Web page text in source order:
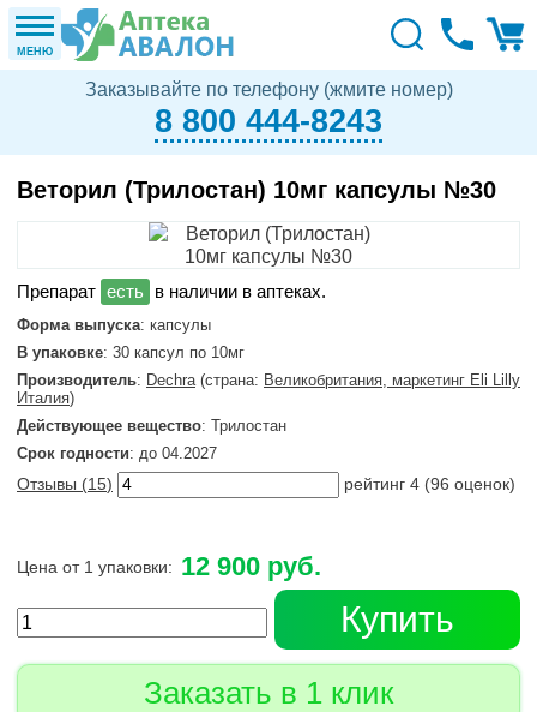
МЕНЮ
Заказывайте по телефону (жмите номер)
8 800 444-8243
Веторил (Трилостан) 10мг капсулы №30
в наличии в аптеках.
Форма выпуска: капсулы
В упаковке: 30 капсул по 10мг
Производитель: Dechra(страна: Великобритания, маркетинг Eli Lilly
Италия)
Действующее вещество: Трилостан
Срок годности: до 04.2027
Отзывы (15) рейтинг 4 (96 оценок)
Цена от 1 упаковки: 12 900 руб.
Купить
Заказать в 1 клик